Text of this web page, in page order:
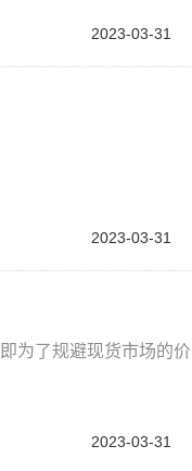
2023-03-31
2023-03-31
为了规避现货市场的价
2023-03-31